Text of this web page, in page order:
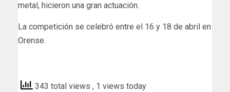
metal, hicieron una gran actuación.
La competición se celebró entre el 16 y 18 de abril en
Orense.
343 total views , 1 views today